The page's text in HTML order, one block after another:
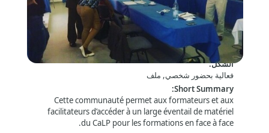
الصحة والسلامة(68)
الأمن(47)
الشؤون التقنية
برنامج التحويل المالي(11)
COVID-19 (Coronavirus)(12)
إدارة الكوارث والحد من المخاطر(29)
التعليم(10)
Espace des facilitateurs – Télécharger le
matériel de formation et échanger
الشكل:
فعالية بحضور شخصي, ملف
Short Summary
:
Cette communauté permet aux formateurs et aux
facilitateurs d’accéder à un large éventail de matériel
du CaLP pour les formations en face à face.